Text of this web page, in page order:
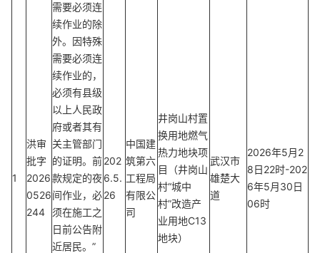
1
洪审
批字
2026
0526
244
需要必须连
续作业的除
外。因特殊
需要必须连
续作业的，
必须有县级
以上人民政
府或者其有
关主管部门
的证明。前
款规定的夜
间作业，必
须在施工之
日前公告附
近居民。”
202
6.5.
26
中国建
筑第六
工程局
有限公
司
井岗山村置
换用地燃气
热力地块项
目（井岗山
村“城中
村”改造产
业用地C13
地块）
武汉市
雄楚大
道
2026年5月2
8日22时-202
6年5月30日
06时